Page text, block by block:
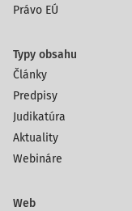
Právo EÚ
Typy obsahu
Články
Predpisy
Judikatúra
Aktuality
Webináre
Web